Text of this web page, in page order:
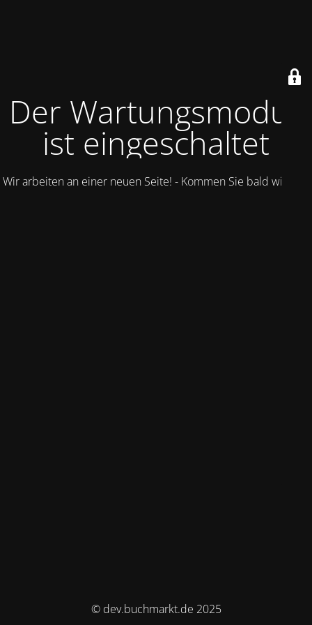
Der Wartungsmodus
ist eingeschaltet
Wir arbeiten an einer neuen Seite! - Kommen Sie bald wieder.
© dev.buchmarkt.de 2025